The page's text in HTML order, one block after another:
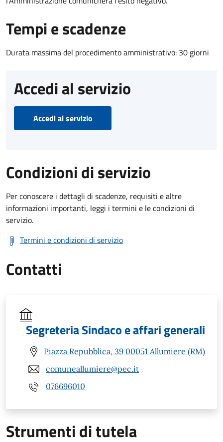
Tempi e scadenze
Durata massima del procedimento amministrativo: 30 giorni
Accedi al servizio
Accedi al servizio
Condizioni di servizio
Per conoscere i dettagli di scadenze, requisiti e altre
informazioni importanti, leggi i termini e le condizioni di
servizio.
Termini e condizioni di servizio
Contatti
Segreteria Sindaco e affari generali
Piazza Repubblica, 39 00051 Allumiere (RM)
comuneallumiere@pec.it
076696010
Strumenti di tutela